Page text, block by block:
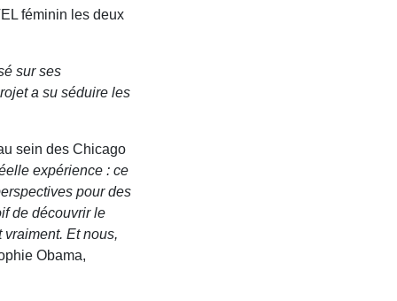
féminin les deux
sur ses
a su séduire les
sein des Chicago
expérience : ce
pour des
de découvrir le
Et nous,
Obama,